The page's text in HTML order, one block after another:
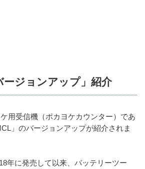
ージョンアップ」紹介
用受信機（ポカヨケカウンター）であ
」のバージョンアップが紹介されま
年に発売して以来、バッテリーツー